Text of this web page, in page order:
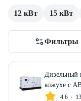
12 кВт 15 кВт
Фильтры
Дизельный
кожухе с
4.6